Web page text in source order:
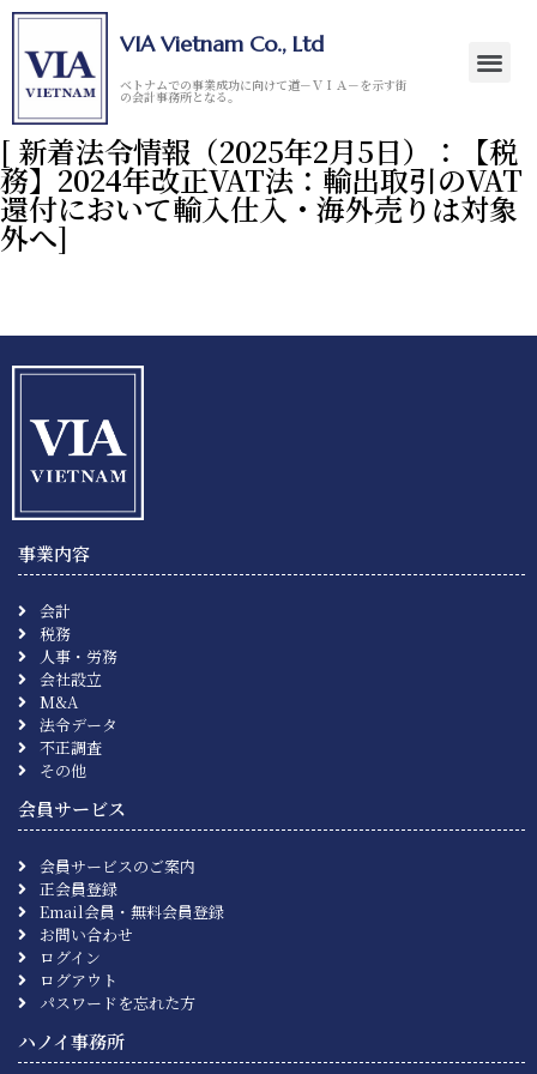
VIA Vietnam Co., Ltd
ベトナムでの事業成功に向けて道－ＶＩＡ－を示す街
の会計事務所となる。
[ 新着法令情報（2025年2月5日）：【税
務】2024年改正VAT法：輸出取引のVAT
還付において輸入仕入・海外売りは対象
外へ]
事業内容
会計
税務
人事・労務
会社設立
M&A
法令データ
不正調査
その他
会員サービス
会員サービスのご案内
正会員登録
Email会員・無料会員登録
お問い合わせ
ログイン
ログアウト
パスワードを忘れた方
ハノイ事務所